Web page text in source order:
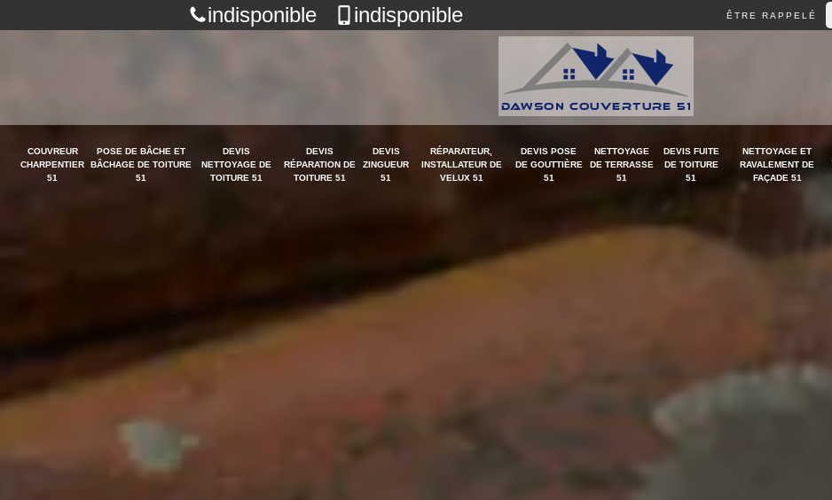
indisponible indisponible ÊTRE RAPPELÉ
COUVREUR
CHARPENTIER
51
POSE DE BÂCHE ET
BÂCHAGE DE TOITURE
51
DEVIS
NETTOYAGE DE
TOITURE 51
DEVIS
RÉPARATION DE
TOITURE 51
DEVIS
ZINGUEUR
51
RÉPARATEUR,
INSTALLATEUR DE
VELUX 51
DEVIS POSE
DE GOUTTIÈRE
51
NETTOYAGE
DE TERRASSE
51
DEVIS FUITE
DE TOITURE
51
NETTOYAGE ET
RAVALEMENT DE
FAÇADE 51